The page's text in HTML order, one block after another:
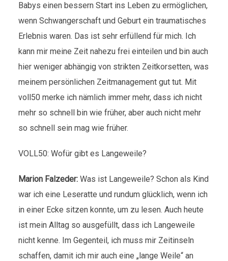
Babys einen bessern Start ins Leben zu ermöglichen,
wenn Schwangerschaft und Geburt ein traumatisches
Erlebnis waren. Das ist sehr erfüllend für mich. Ich
kann mir meine Zeit nahezu frei einteilen und bin auch
hier weniger abhängig von strikten Zeitkorsetten, was
meinem persönlichen Zeitmanagement gut tut. Mit
voll50 merke ich nämlich immer mehr, dass ich nicht
mehr so schnell bin wie früher, aber auch nicht mehr
so schnell sein mag wie früher.
VOLL50: Wofür gibt es Langeweile?
Marion Falzeder: Was ist Langeweile? Schon als Kind
war ich eine Leseratte und rundum glücklich, wenn ich
in einer Ecke sitzen konnte, um zu lesen. Auch heute
ist mein Alltag so ausgefüllt, dass ich Langeweile
nicht kenne. Im Gegenteil, ich muss mir Zeitinseln
schaffen, damit ich mir auch eine „lange Weile“ an